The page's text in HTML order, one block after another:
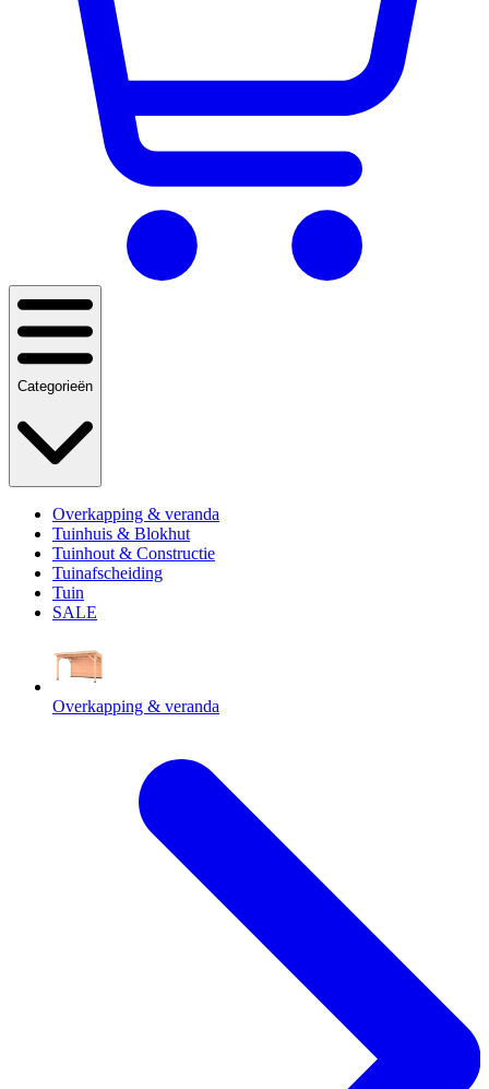
Categorieën
Overkapping & veranda
Tuinhuis & Blokhut
Tuinhout & Constructie
Tuinafscheiding
Tuin
SALE
Overkapping & veranda